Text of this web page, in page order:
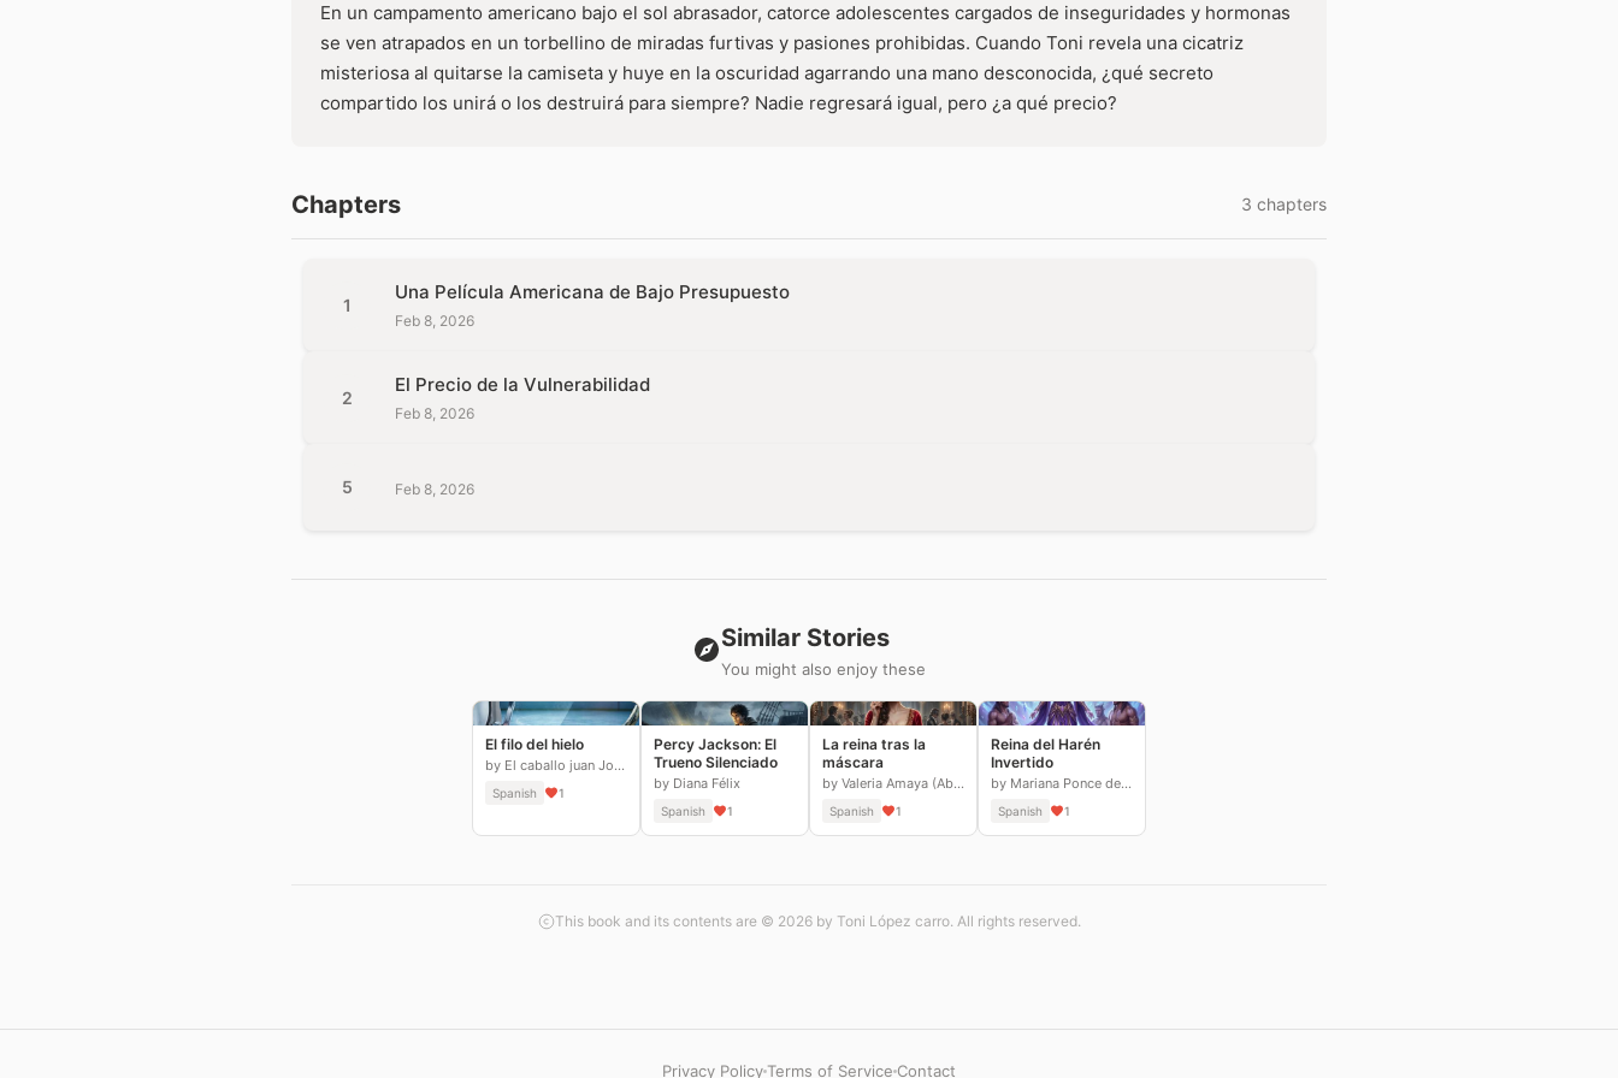
En un campamento americano bajo el sol abrasador, catorce adolescentes cargados de inseguridades y hormonas
se ven atrapados en un torbellino de miradas furtivas y pasiones prohibidas. Cuando Toni revela una cicatriz
misteriosa al quitarse la camiseta y huye en la oscuridad agarrando una mano desconocida, ¿qué secreto
compartido los unirá o los destruirá para siempre? Nadie regresará igual, pero ¿a qué precio?
Chapters 3 chapters
1
Una Película Americana de Bajo Presupuesto
Feb 8, 2026
2
El Precio de la Vulnerabilidad
Feb 8, 2026
5 Feb 8, 2026
Similar Stories
You might also enjoy these
El filo del hielo
by El caballo juan Joshua de jesus
Spanish 1
Percy Jackson: El
Trueno Silenciado
by Diana Félix
Spanish 1
La reina tras la
máscara
by Valeria Amaya (Abigail)
Spanish 1
Reina del Harén
Invertido
by Mariana Ponce de León
Spanish 1
This book and its contents are © 2026 by Toni López carro. All rights reserved.
Privacy PolicyTerms of Service Contact